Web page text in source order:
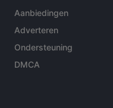
Aanbiedingen
Adverteren
Ondersteuning
DMCA